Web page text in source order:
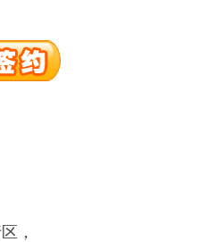
，